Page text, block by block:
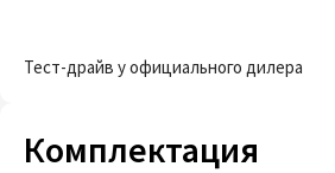
Тест-драйв у официального дилера
Комплектация